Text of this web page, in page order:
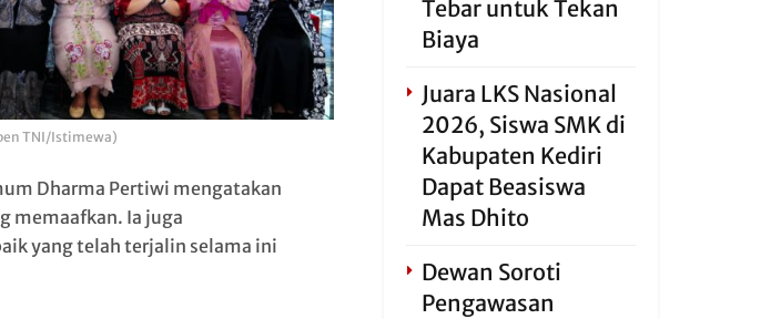
TNI/Istimewa)
Dharma Pertiwi mengatakan
memaafkan. Ia juga
yang telah terjalin selama ini
Tebar untuk Tekan
Biaya
Juara LKS Nasional
2026, Siswa SMK di
Kabupaten Kediri
Dapat Beasiswa
Mas Dhito
Dewan Soroti
Pengawasan